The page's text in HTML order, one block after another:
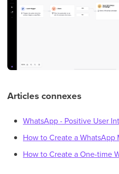
Articles connexes
WhatsApp - Positive User
How to Create a WhatsApp
How to Create a One-time